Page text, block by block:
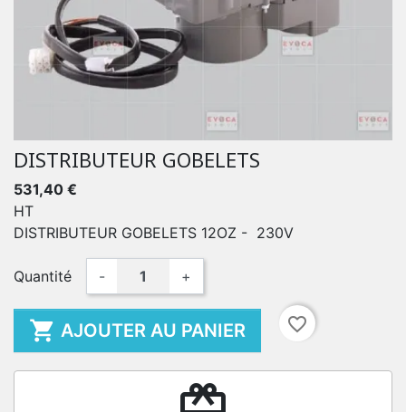
DISTRIBUTEUR GOBELETS
531,40 €
HT
DISTRIBUTEUR GOBELETS 12OZ - 230V
Quantité - +
 AJOUTER AU PANIER favorite_border